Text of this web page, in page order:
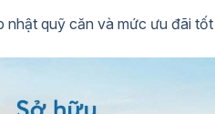
nhật quỹ căn và mức ưu đãi